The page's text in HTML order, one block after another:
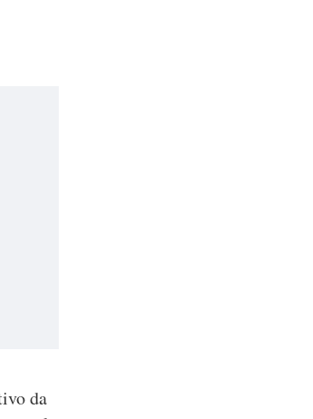
da